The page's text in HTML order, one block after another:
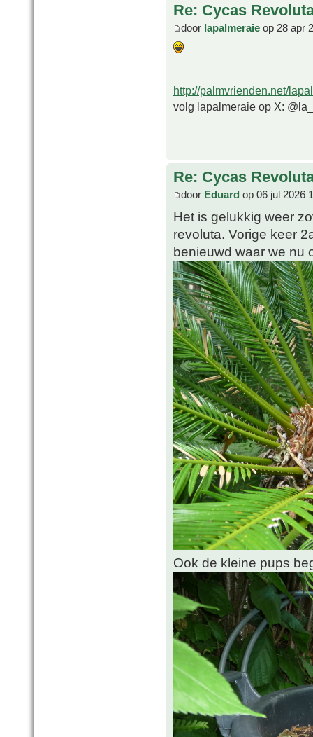
Re: Cycas
door lapalmeraie op 28 apr
http://palmvrienden.net/
volg lapalmeraie op X:
Re: Cycas
door Eduard op 06 jul 2026
Het is gelukkig weer
revoluta. Vorige keer
benieuwd waar we nu
Ook de kleine pups